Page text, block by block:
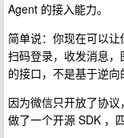
Agent 的接入能力。
简单说：你现在可以让
扫码登录，收发消息
的接口，不是基于逆向
因为微信只开放了协
做了一个开源 SDK ，